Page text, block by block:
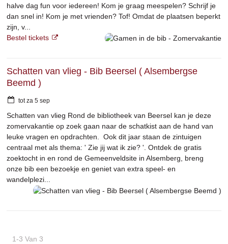
halve dag fun voor iedereen! Kom je graag meespelen? Schrijf je
dan snel in! Kom je met vrienden? Tof! Omdat de plaatsen beperkt
zijn, v...
Bestel tickets
Schatten van vlieg - Bib Beersel ( Alsembergse
Beemd )
totza 5 sep
Schatten van vlieg Rond de bibliotheek van Beersel kan je deze
zomervakantie op zoek gaan naar de schatkist aan de hand van
leuke vragen en opdrachten. Ook dit jaar staan de zintuigen
centraal met als thema: ' Zie jij wat ik zie? '. Ontdek de gratis
zoektocht in en rond de Gemeenveldsite in Alsemberg, breng
onze bib een bezoekje en geniet van extra speel- en
wandelplezi...
1-3 Van 3